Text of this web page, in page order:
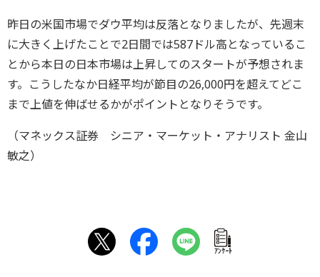
昨日の米国市場でダウ平均は反落となりましたが、先週末
に大きく上げたことで2日間では587ドル高となっているこ
とから本日の日本市場は上昇してのスタートが予想されま
す。こうしたなか日経平均が節目の26,000円を超えてどこ
まで上値を伸ばせるかがポイントとなりそうです。
（マネックス証券 シニア・マーケット・アナリスト 金山
敏之）
ｱﾝｹｰﾄ